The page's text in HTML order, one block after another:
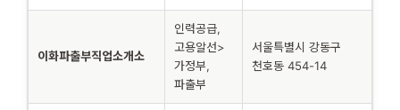
이화파출부직업소개소
인력공급,
고용알선>
가정부,
파출부
서울특별시 강동구
천호동 454-14